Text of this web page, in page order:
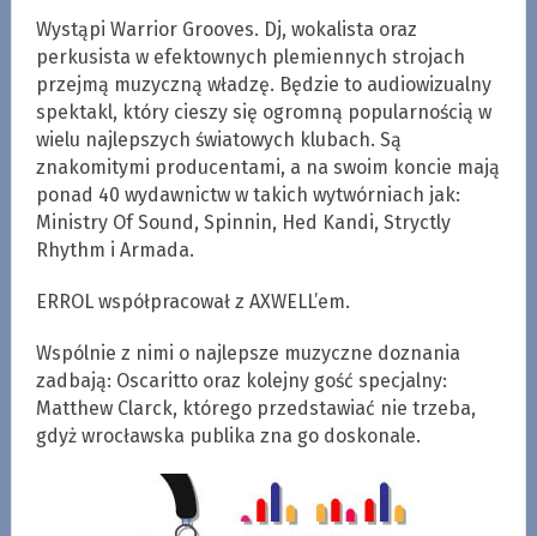
Wystąpi Warrior Grooves. Dj, wokalista oraz
perkusista w efektownych plemiennych strojach
przejmą muzyczną władzę. Będzie to audiowizualny
spektakl, który cieszy się ogromną popularnością w
wielu najlepszych światowych klubach. Są
znakomitymi producentami, a na swoim koncie mają
ponad 40 wydawnictw w takich wytwórniach jak:
Ministry Of Sound, Spinnin, Hed Kandi, Stryctly
Rhythm i Armada.
ERROL współpracował z AXWELL’em.
Wspólnie z nimi o najlepsze muzyczne doznania
zadbają: Oscaritto oraz kolejny gość specjalny:
Matthew Clarck, którego przedstawiać nie trzeba,
gdyż wrocławska publika zna go doskonale.